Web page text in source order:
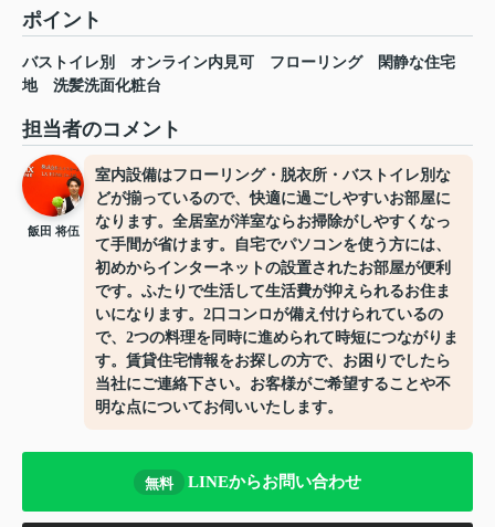
ポイント
バストイレ別 オンライン内見可 フローリング
閑静な住宅
地
洗髪洗面化粧台
担当者のコメント
飯田 将伍
室内設備はフローリング・脱衣所・バストイレ別な
どが揃っているので、快適に過ごしやすいお部屋に
なります。全居室が洋室ならお掃除がしやすくなっ
て手間が省けます。自宅でパソコンを使う方には、
初めからインターネットの設置されたお部屋が便利
です。ふたりで生活して生活費が抑えられるお住ま
いになります。2口コンロが備え付けられているの
で、2つの料理を同時に進められて時短につながりま
す。賃貸住宅情報をお探しの方で、お困りでしたら
当社にご連絡下さい。お客様がご希望することや不
明な点についてお伺いいたします。
無料 LINEからお問い合わせ